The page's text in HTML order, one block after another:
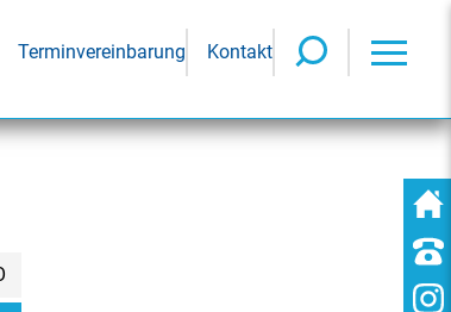
Terminvereinbarung Kontakt